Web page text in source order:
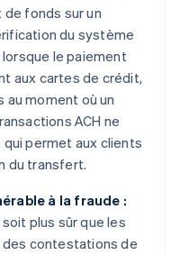
fonds sur un
du système
le paiement
aux cartes de crédit,
moment où un
ACH ne
permet aux clients
du transfert.
à la fraude :
plus sûr que les
contestations de